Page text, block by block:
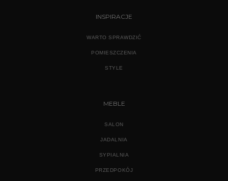
INSPIRACJE
WARTO SPRAWDZIĆ
POMIESZCZENIA
STYLE
MEBLE
SALON
JADALNIA
SYPIALNIA
PRZEDPOKÓJ